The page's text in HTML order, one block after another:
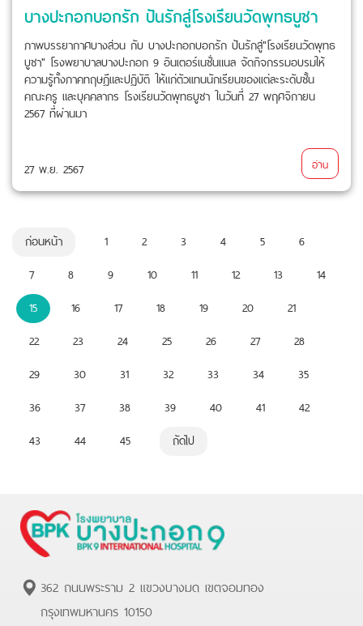
บางปะกอกบอกรัก ปันรักสู่โรงเรียนวัดพุทธบูชา
ภาพบรรยากาศบางส่วน กับ บางปะกอกบอกรัก ปันรักสู่"โรงเรียนวัดพุทธ
บูชา" โรงพยาบาลบางปะกอก 9 อินเตอร์เนชั่นแนล จัดกิจกรรมอบรมให้
ความรู้ทั้งภาคทฤษฎีและปฏิบัติ ให้แก่ตัวเเทนนักเรียนของเเต่ละระดับชั้น
คณะครู และบุคคลากร โรงเรียนวัดพุทธบูชา ในวันที่ 27 พฤศจิกายน
2567 ที่ผ่านมา
27 พ.ย. 2567 อ่าน
ก่อนหน้า 1 2 3 4 5
6
7
8 9 10 11 12 13
14
15
16 17 18 19 20
21
22
23 24 25 26 27
28
29
30 31 32 33 34
35
36
37 38 39 40 41
42
43
44 45 ถัดไป
362 ถนนพระราม 2 แขวงบางมด เขตจอมทอง
กรุงเทพมหานคร 10150